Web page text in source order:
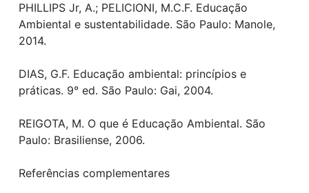
PHILLIPS Jr, A.; PELICIONI, M.C.F. Educação
Ambiental e sustentabilidade. São Paulo: Manole,
2014.
DIAS, G.F. Educação ambiental: princípios e
práticas. 9° ed. São Paulo: Gai, 2004.
REIGOTA, M. O que é Educação Ambiental. São
Paulo: Brasiliense, 2006.
Referências complementares